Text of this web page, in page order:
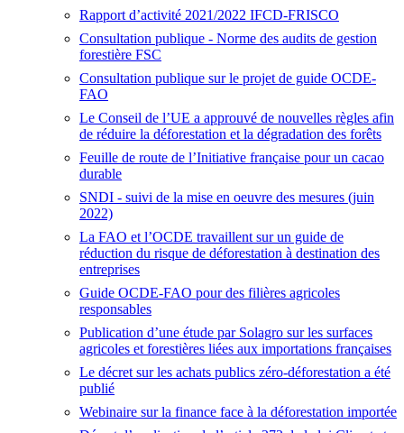
Rapport d’activité 2021/2022 IFCD-FRISCO
Consultation publique - Norme des audits de gestion
forestière FSC
Consultation publique sur le projet de guide OCDE-
FAO
Le Conseil de l’UE a approuvé de nouvelles règles afin
de réduire la déforestation et la dégradation des forêts
Feuille de route de l’Initiative française pour un cacao
durable
SNDI - suivi de la mise en oeuvre des mesures (juin
2022)
La FAO et l’OCDE travaillent sur un guide de
réduction du risque de déforestation à destination des
entreprises
Guide OCDE-FAO pour des filières agricoles
responsables
Publication d’une étude par Solagro sur les surfaces
agricoles et forestières liées aux importations françaises
Le décret sur les achats publics zéro-déforestation a été
publié
Webinaire sur la finance face à la déforestation importée